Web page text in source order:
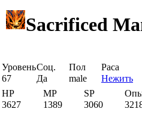
Sacrificed
УровеньСоц. Пол
Раса
67
Да male
Нежить
HP
MP SP
3627
1389 3060